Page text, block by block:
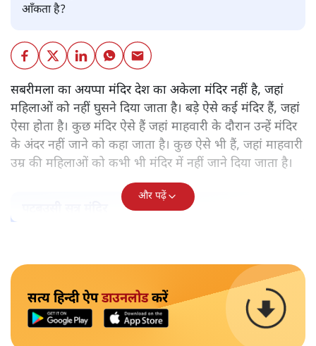
आँकता है?
सबरीमला का अयप्पा मंदिर देश का अकेला मंदिर नहीं है, जहां
महिलाओं को नहीं घुसने दिया जाता है। बड़े ऐसे कई मंदिर हैं, जहां
ऐसा होता है। कुछ मंदिर ऐसे हैं जहां माहवारी के दौरान उन्हें मंदिर
के अंदर नहीं जाने को कहा जाता है। कुछ ऐसे भी हैं, जहां माहवारी
उम्र की महिलाओं को कभी भी मंदिर में नहीं जाने दिया जाता है।
और पढ़ें
सत्य हिन्दी ऐपडाउनलोडकरें